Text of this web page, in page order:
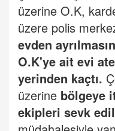
üzerine O.K,
üzere polis
evden
O.K'ye ait evi
yerinden kaçtı.
üzerine bölgeye
ekipleri sevk